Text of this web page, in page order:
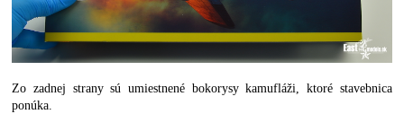
Zo zadnej strany sú umiestnené bokorysy kamufláži, ktoré stavebnica
ponúka.